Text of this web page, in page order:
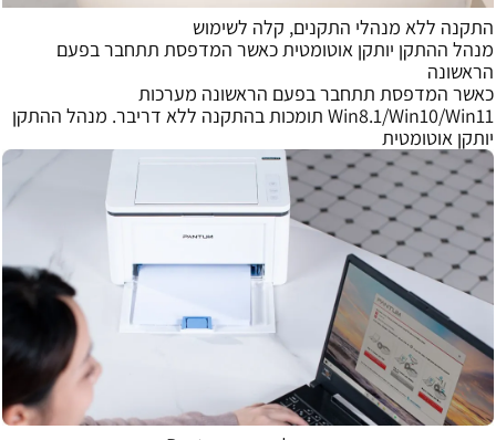
התקנה ללא מנהלי התקנים, קלה לשימוש
מנהל ההתקן יותקן אוטומטית כאשר המדפסת תתחבר בפעם
הראשונה
כאשר המדפסת תתחבר בפעם הראשונה מערכות
Win8.1/Win10/Win11 תומכות בהתקנה ללא דריבר. מנהל ההתקן
יותקן אוטומטית